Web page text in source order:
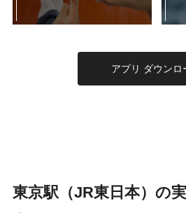
アプリ ダウンロ
東京駅（JR東日本）の